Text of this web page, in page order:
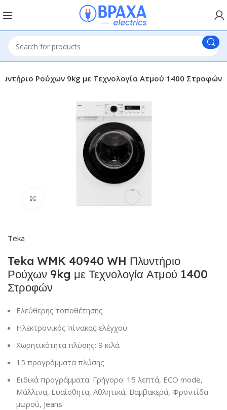
Ρούχων 9kg με Τεχνολογία Ατμού 1400 Στροφών
Teka
Teka WMK 40940 WH Πλυντήριο
Ρούχων 9kg με Τεχνολογία Ατμού 1400
Στροφών
Ελεύθερης τοποθέτησης
Ηλεκτρονικός πίνακας ελέγχου
Χωρητικότητα πλύσης: 9 κιλά
15 προγράμματα πλύσης
Ειδικά προγράμματα: Γρήγορο: 15 λεπτά, ECO mode,
Μάλλινα, Ευαίσθητα, Αθλητικά, Βαμβακερά, Φροντίδα
μωρού, Jeans